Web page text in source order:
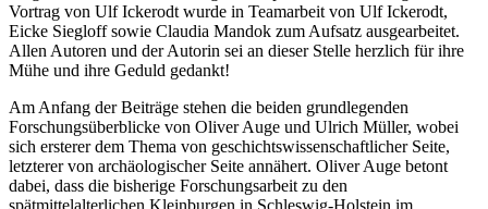
Vortrag von Ulf Ickerodt wurde in Teamarbeit von Ulf Ickerodt,
Eicke Siegloff sowie Claudia Mandok zum Aufsatz ausgearbeitet.
Allen Autoren und der Autorin sei an dieser Stelle herzlich für ihre
Mühe und ihre Geduld gedankt!
Am Anfang der Beiträge stehen die beiden grundlegenden
Forschungsüberblicke von Oliver Auge und Ulrich Müller, wobei
sich ersterer dem Thema von geschichtswissenschaftlicher Seite,
letzterer von archäologischer Seite annähert. Oliver Auge betont
dabei, dass die bisherige Forschungsarbeit zu den